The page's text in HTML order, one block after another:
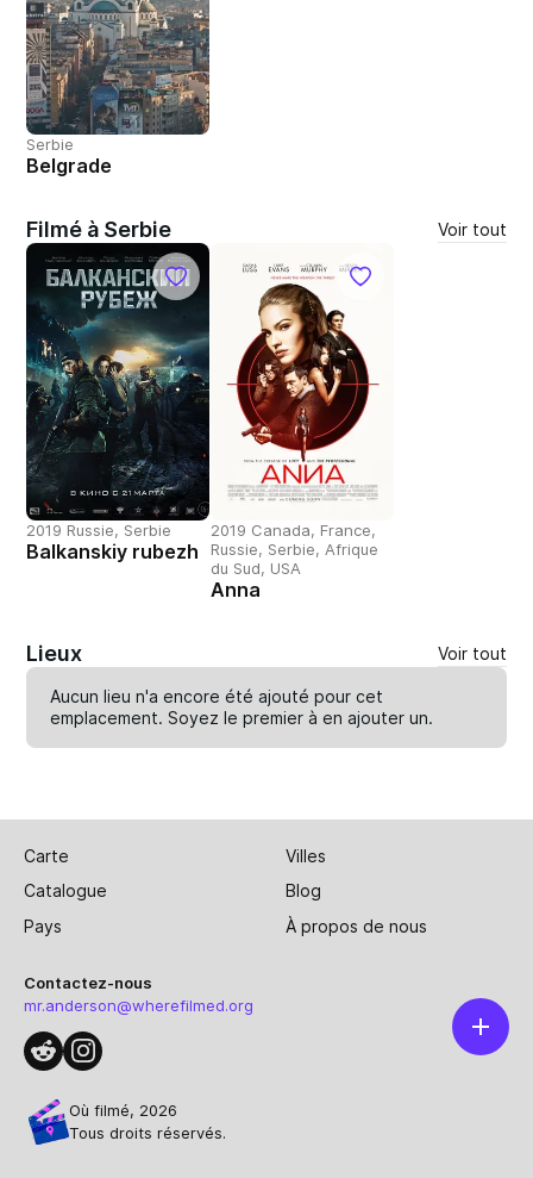
Serbie
Belgrade
Filmé à Serbie Voir tout
2019 Russie, Serbie
Balkanskiy rubezh
2019 Canada, France,
Russie, Serbie, Afrique
du Sud, USA
Anna
Lieux Voir tout
Aucun lieu n'a encore été ajouté pour cet
emplacement. Soyez le premier à enajouter un.
Carte
Villes
Catalogue
Blog
Pays
À propos de nous
Contactez-nous
mr.anderson@wherefilmed.org
Où filmé, 2026
Tous droits réservés.